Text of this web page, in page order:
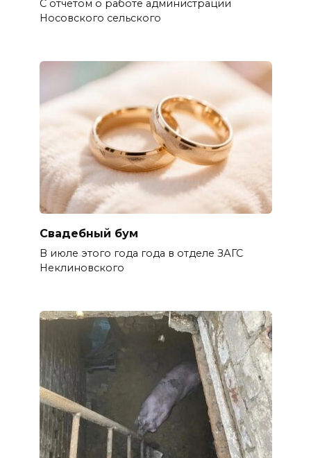
С отчетом о работе администрации
Носовского сельского
Свадебный бум
В июле этого года года в отделе ЗАГС
Неклиновского